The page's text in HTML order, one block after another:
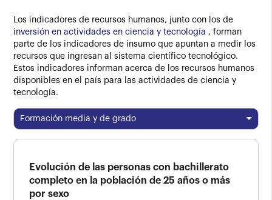
Los indicadores de recursos humanos, junto con los de
inversión en actividades en ciencia y tecnología , forman
parte de los indicadores de insumo que apuntan a medir los
recursos que ingresan al sistema científico tecnológico.
Estos indicadores informan acerca de los recursos humanos
disponibles en el país para las actividades de ciencia y
tecnología.
Formación media y de grado
Evolución de las personas con bachillerato
completo en la población de 25 años o más
por sexo